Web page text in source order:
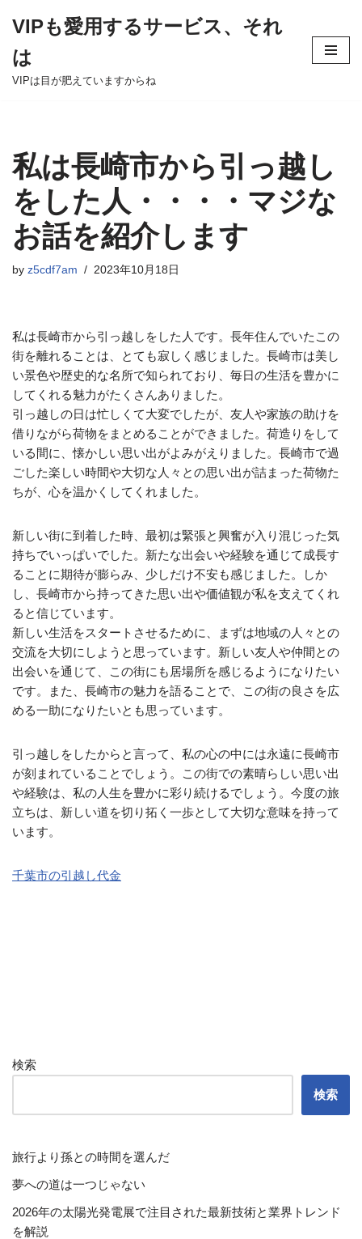
to
content
VIPも愛用するサービス、それ
は
VIPは目が肥えていますからね
私は長崎市から引っ越し
をした人・・・・マジな
お話を紹介します
by z5cdf7am 2023年10月18日
私は長崎市から引っ越しをした人です。長年住んでいたこの
街を離れることは、とても寂しく感じました。長崎市は美し
い景色や歴史的な名所で知られており、毎日の生活を豊かに
してくれる魅力がたくさんありました。
引っ越しの日は忙しくて大変でしたが、友人や家族の助けを
借りながら荷物をまとめることができました。荷造りをして
いる間に、懐かしい思い出がよみがえりました。長崎市で過
ごした楽しい時間や大切な人々との思い出が詰まった荷物た
ちが、心を温かくしてくれました。
新しい街に到着した時、最初は緊張と興奮が入り混じった気
持ちでいっぱいでした。新たな出会いや経験を通じて成長す
ることに期待が膨らみ、少しだけ不安も感じました。しか
し、長崎市から持ってきた思い出や価値観が私を支えてくれ
ると信じています。
新しい生活をスタートさせるために、まずは地域の人々との
交流を大切にしようと思っています。新しい友人や仲間との
出会いを通じて、この街にも居場所を感じるようになりたい
です。また、長崎市の魅力を語ることで、この街の良さを広
める一助になりたいとも思っています。
引っ越しをしたからと言って、私の心の中には永遠に長崎市
が刻まれていることでしょう。この街での素晴らしい思い出
や経験は、私の人生を豊かに彩り続けるでしょう。今度の旅
立ちは、新しい道を切り拓く一歩として大切な意味を持って
います。
千葉市の引越し代金
検索
検索
旅行より孫との時間を選んだ
夢への道は一つじゃない
2026年の太陽光発電展で注目された最新技術と業界トレンド
を解説